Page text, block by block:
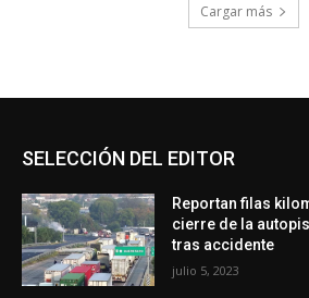
Cargar más
SELECCIÓN DEL EDITOR
Reportan filas
cierre de la
tras accidente
julio 5, 2023